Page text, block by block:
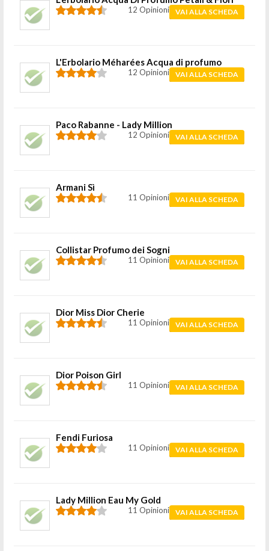
12 Opinioni VAI ALLA SCHEDA
L'Erbolario Méharées Acqua di profumo
12 Opinioni VAI ALLA SCHEDA
Paco Rabanne - Lady Million
12 Opinioni VAI ALLA SCHEDA
Armani Sì
11 Opinioni VAI ALLA SCHEDA
Collistar Profumo dei Sogni
11 Opinioni VAI ALLA SCHEDA
Dior Miss Dior Cherie
11 Opinioni VAI ALLA SCHEDA
Dior Poison Girl
11 Opinioni VAI ALLA SCHEDA
Fendi Furiosa
11 Opinioni VAI ALLA SCHEDA
Lady Million Eau My Gold
11 Opinioni VAI ALLA SCHEDA